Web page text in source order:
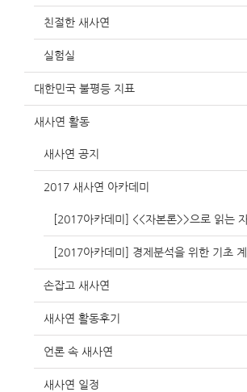
친절한 새사연
실험실
대한민국 불평등 지표
새사연 활동
새사연 공지
2017 새사연 아카데미
[2017아카데미] <<자본론>>으로 읽는
[2017아카데미] 경제분석을 위한 기초
손잡고 새사연
새사연 활동후기
언론 속 새사연
새사연 일정